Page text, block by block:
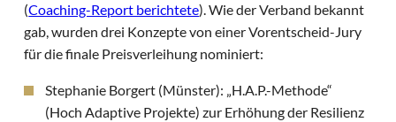
(Coaching-Report berichtete). Wie der Verband bekannt
gab, wurden drei Konzepte von einer Vorentscheid-Jury
für die finale Preisverleihung nominiert:
Stephanie Borgert (Münster): „H.A.P.-Methode“
(Hoch Adaptive Projekte) zur Erhöhung der Resilienz